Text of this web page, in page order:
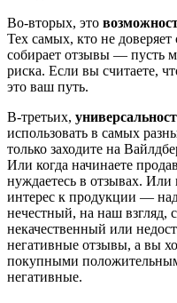
Во-вторых, это
Тех самых, кто не
собирает отзывы — пусть
риска. Если вы считаете,
это ваш путь.
В-третьих,
использовать в самых
только заходите на
Или когда начинаете
нуждаетесь в отзывах.
интерес к продукции —
нечестный, на наш взгляд,
некачественный или
негативные отзывы, а вы
покупными
негативные.